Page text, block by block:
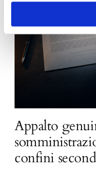
Appalto
confini